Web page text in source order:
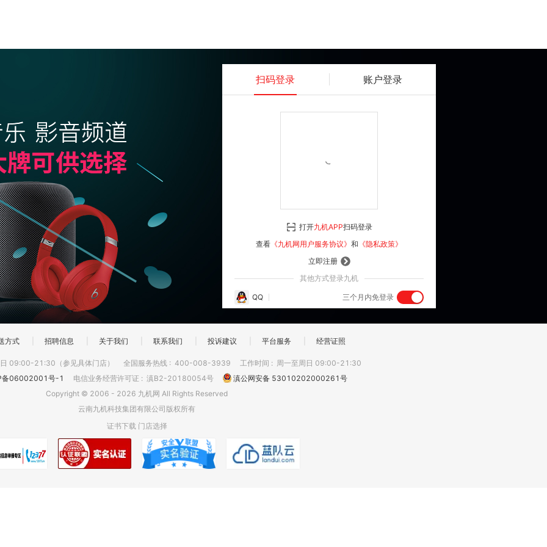
扫码登录 账户登录
登 录
立即注册
其他方式登录九机
QQ 三个月内免登录
打开九机APP扫码登录
查看 《九机网用户服务协议》 和 《隐私政策》
方式 招聘信息 关于我们 联系我们 投诉建议 平台服务 经营证照
09:00-21:30（参见具体门店） 全国服务热线 : 400-008-3939 工作时间 : 周一至周日 09:00-21:30
备06002001号-1
电信业务经营许可证 : 滇B2-20180054号
滇公网安备 53010202000261号
Copyright © 2006 - 2026 九机网 All Rights Reserved
云南九机科技集团有限公司版权所有
证书下载 门店选择